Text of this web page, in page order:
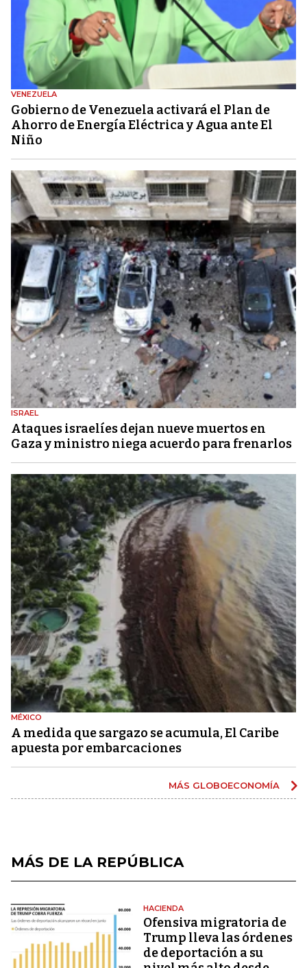
VENEZUELA
Gobierno de Venezuela activará el Plan de
Ahorro de Energía Eléctrica y Agua ante El
Niño
ISRAEL
Ataques israelíes dejan nueve muertos en
Gaza y ministro niega acuerdo para frenarlos
MÉXICO
A medida que sargazo se acumula, El Caribe
apuesta por embarcaciones
MÁS GLOBOECONOMÍA
MÁS DE LA REPÚBLICA
HACIENDA
Ofensiva migratoria de
Trump lleva las órdenes
de deportación a su